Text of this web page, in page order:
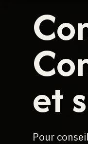
et
Pour